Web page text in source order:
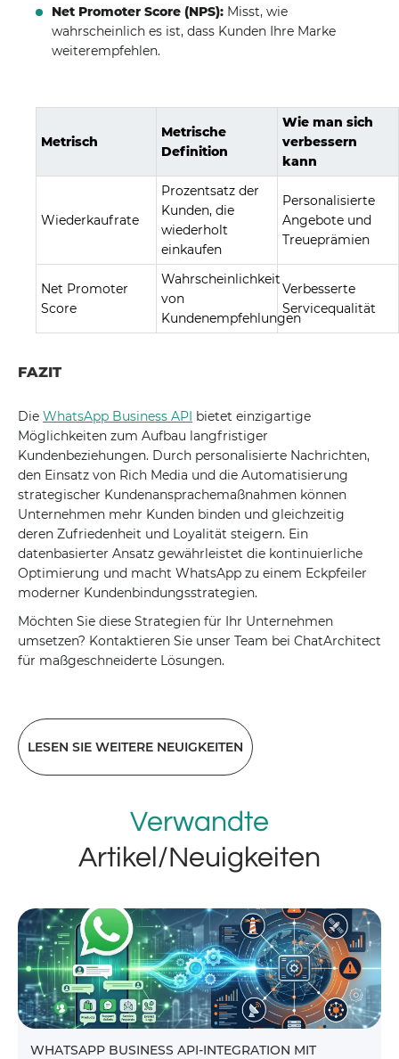
Net Promoter Score (NPS): Misst, wie
wahrscheinlich es ist, dass Kunden Ihre Marke
weiterempfehlen.
Metrisch
Metrische
Definition
Wie man sich
verbessern
kann
Wiederkaufrate
Prozentsatz der
Kunden, die
wiederholt
einkaufen
Personalisierte
Angebote und
Treueprämien
Net Promoter
Score
Wahrscheinlichkeit
von
Kundenempfehlungen
Verbesserte
Servicequalität
FAZIT
Die WhatsApp Business API bietet einzigartige
Möglichkeiten zum Aufbau langfristiger
Kundenbeziehungen. Durch personalisierte Nachrichten,
den Einsatz von Rich Media und die Automatisierung
strategischer Kundenansprachemaßnahmen können
Unternehmen mehr Kunden binden und gleichzeitig
deren Zufriedenheit und Loyalität steigern. Ein
datenbasierter Ansatz gewährleistet die kontinuierliche
Optimierung und macht WhatsApp zu einem Eckpfeiler
moderner Kundenbindungsstrategien.
Möchten Sie diese Strategien für Ihr Unternehmen
umsetzen? Kontaktieren Sie unser Team bei ChatArchitect
für maßgeschneiderte Lösungen.
LESEN SIE WEITERE NEUIGKEITEN
Verwandte
Artikel/Neuigkeiten
WHATSAPP BUSINESS API-INTEGRATION MIT